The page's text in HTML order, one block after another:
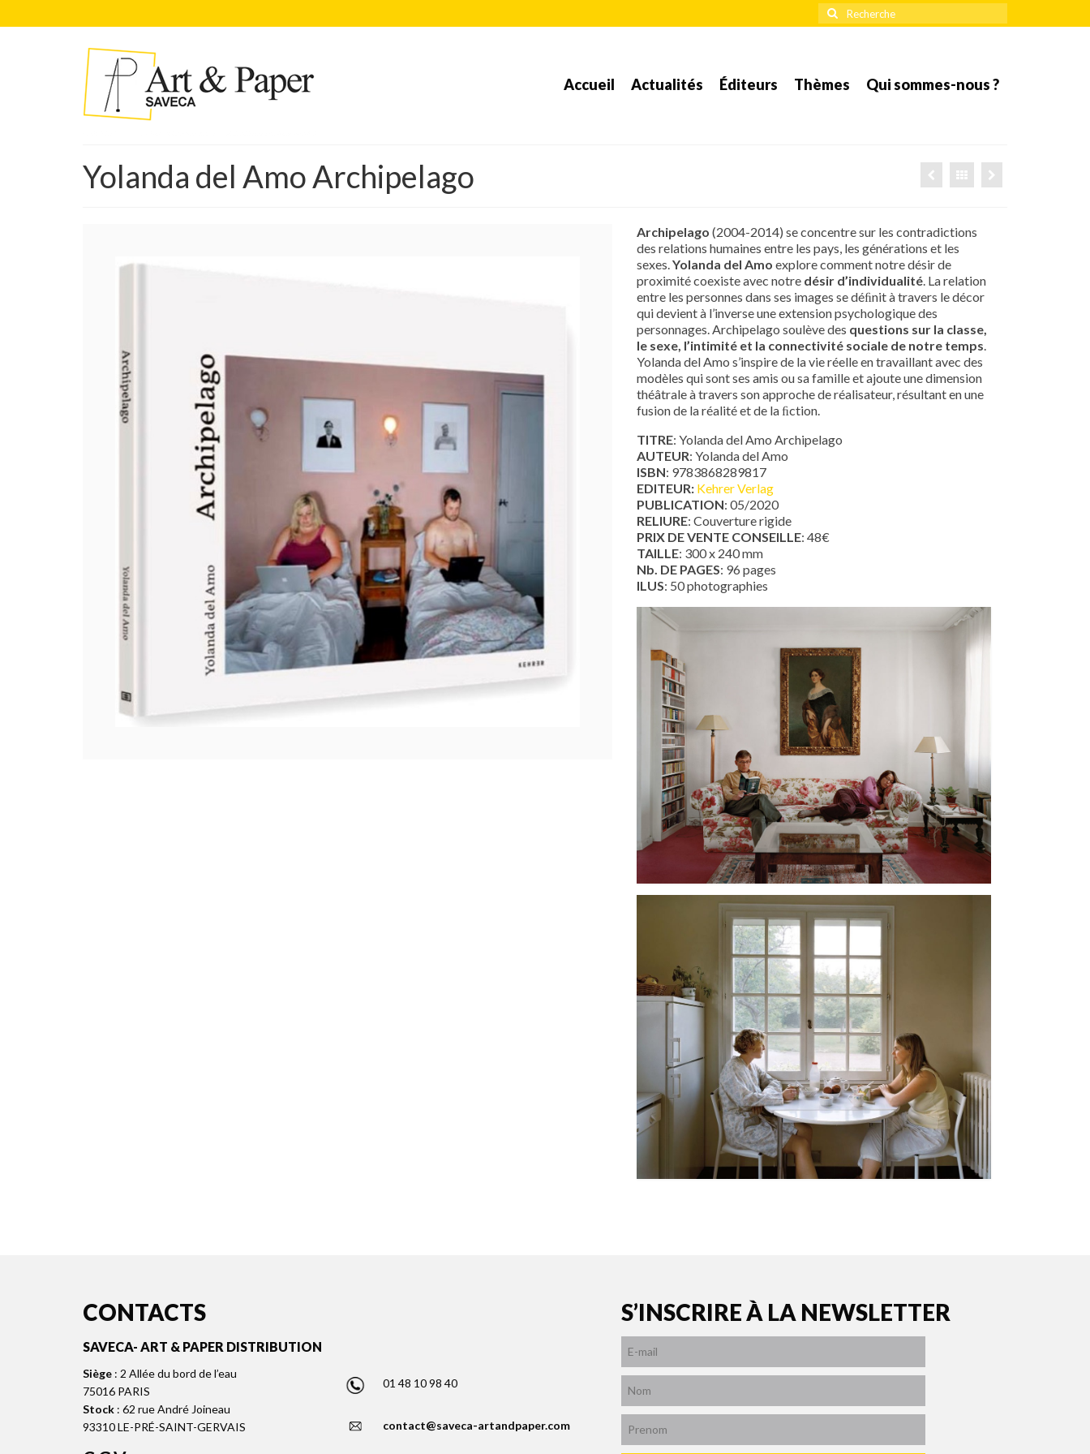
Rechercher
:
Accueil Actualités Éditeurs Thèmes Qui sommes-nous ?
Yolanda del Amo Archipelago
Archipelago (2004-2014) se concentre sur les contradictions
des relations humaines entre les pays, les générations et les
sexes.Yolanda del Amo explore comment notre désir de
proximité coexiste avec notre désir d’individualité. La relation
entre les personnes dans ses images se déﬁnit à travers le décor
qui devient à l’inverse une extension psychologique des
personnages. Archipelago soulève des questions sur la classe,
le sexe, l’intimité et la connectivité sociale de notre temps.
Yolanda del Amo s’inspire de la vie réelle en travaillant avec des
modèles qui sont ses amis ou sa famille et ajoute une dimension
théâtrale à travers son approche de réalisateur, résultant en une
fusion de la réalité et de la ﬁction.
TITRE: Yolanda del Amo Archipelago
AUTEUR: Yolanda del Amo
ISBN: 9783868289817
EDITEUR: Kehrer Verlag
PUBLICATION: 05/2020
RELIURE: Couverture rigide
PRIX DE VENTE CONSEILLE: 48€
TAILLE: 300 x 240 mm
Nb. DE PAGES: 96 pages
ILUS: 50 photographies
CONTACTS
SAVECA- ART & PAPER DISTRIBUTION
Siège : 2 Allée du bord de l’eau
75016 PARIS
Stock : 62 rue André Joineau
93310 LE-PRÉ-SAINT-GERVAIS
01 48 10 98 40
contact@saveca-artandpaper.com
S’INSCRIRE À LA NEWSLETTER